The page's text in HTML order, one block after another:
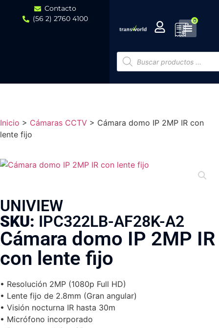
Contacto
(56 2) 2760 4100
0
Inicio > Cámaras CCTV > Cámara domo IP 2MP IR con
lente fijo
UNIVIEW
SKU: IPC322LB-AF28K-A2
Cámara domo IP 2MP IR
con lente fijo
• Resolución 2MP (1080p Full HD)
• Lente fijo de 2.8mm (Gran angular)
• Visión nocturna IR hasta 30m
• Micrófono incorporado